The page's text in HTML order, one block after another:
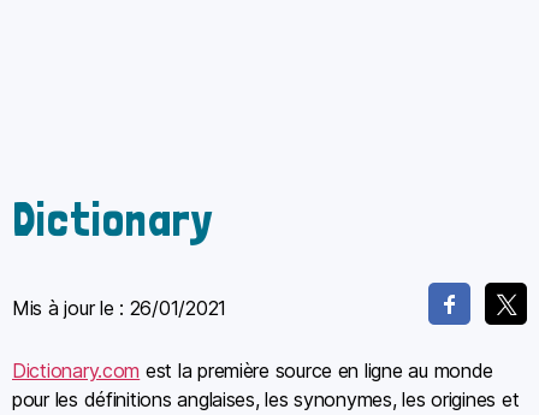
Dictionary
Mis à jour le : 26/01/2021
Dictionary.com est la première source en ligne au monde
pour les définitions anglaises, les synonymes, les origines et